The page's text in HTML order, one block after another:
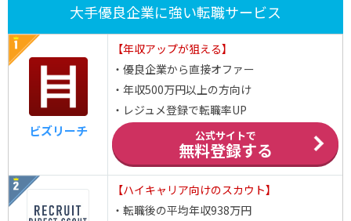
大手優良企業に強い転職サービス
ビズリーチ
【年収アップが狙える】
・優良企業から直接オファー
・年収500万円以上の方向け
・レジュメ登録で転職率UP
公式サイトで
無料登録する
【ハイキャリア向けのスカウト】
・転職後の平均年収938万円